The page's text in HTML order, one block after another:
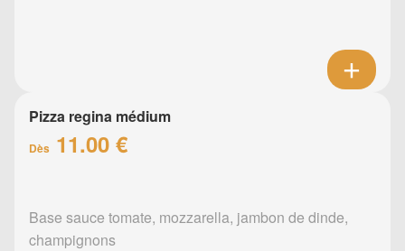
Pizza regina médium
Dès 11.00 €
Base sauce tomate, mozzarella, jambon de dinde,
champignons